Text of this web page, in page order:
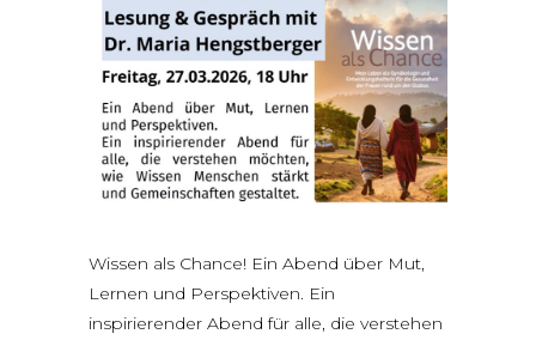
Wissen als Chance! Ein Abend über Mut,
Lernen und Perspektiven. Ein
inspirierender Abend für alle, die verstehen